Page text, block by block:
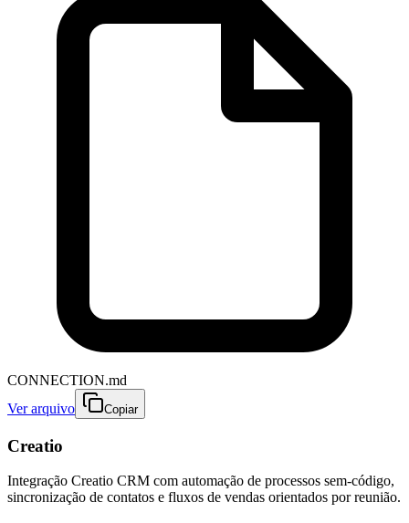
CONNECTION.md
Ver arquivo
Copiar
Creatio
Integração Creatio CRM com automação de processos sem-código,
sincronização de contatos e fluxos de vendas orientados por reunião.